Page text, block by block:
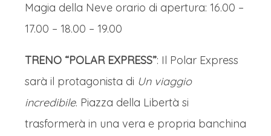
Magia della Neve orario di apertura: 16.00 –
17.00 – 18.00 – 19.00
TRENO “POLAR EXPRESS”: Il Polar Express
sarà il protagonista di Un viaggio
incredibile. Piazza della Libertà si
trasformerà in una vera e propria banchina